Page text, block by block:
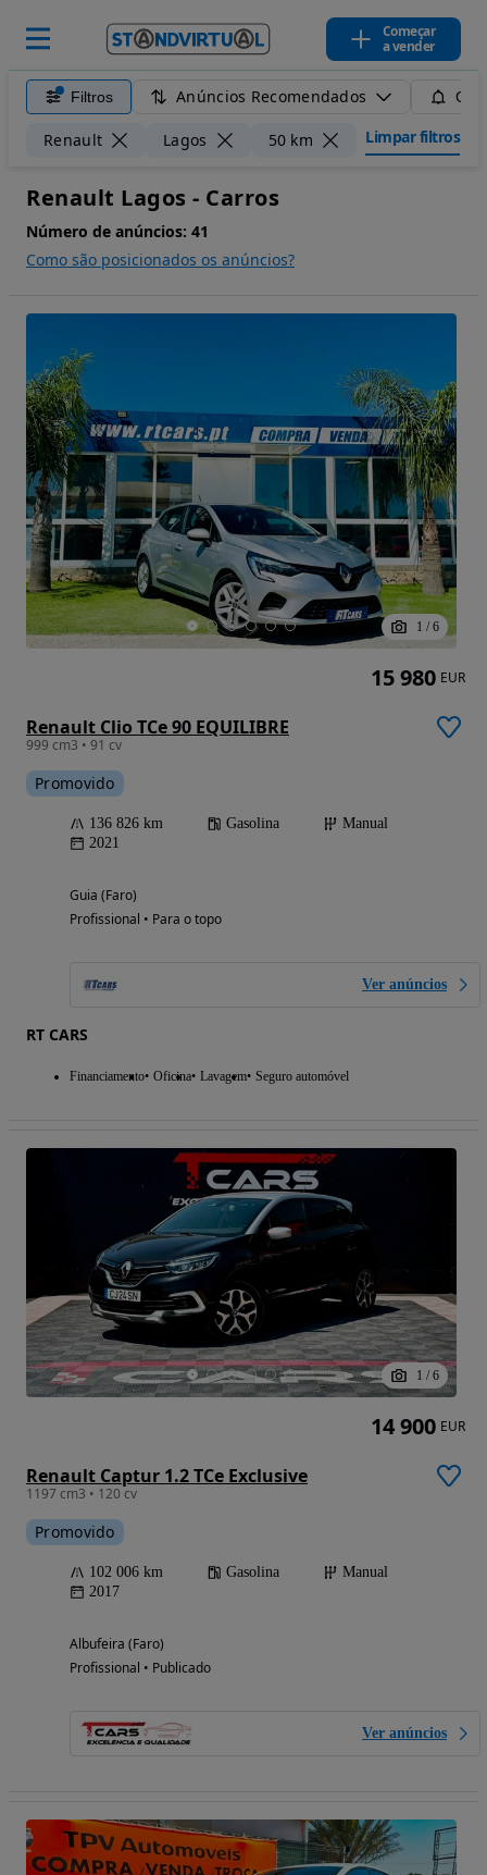
Começar
a vender
Filtros Anúncios Recomendados
Renault Lagos 50 km Limpar filtros
Renault Lagos - Carros
Número de anúncios: 41
Como são posicionados os anúncios?
1 / 6
Renault Clio TCe 90 EQUILIBRE
999 cm3 • 91 cv
Promovido
136 826 km Gasolina
Manual
2021
Guia (Faro)
Profissional • Para o topo
Ver anúncios
RT CARS
Financiamento Oficina Lavagem Seguro automóvel
15 980 EUR
1 / 6
Renault Captur 1.2 TCe Exclusive
1197 cm3 • 120 cv
Promovido
102 006 km Gasolina
Manual
2017
Albufeira (Faro)
Profissional • Publicado
Ver anúncios
14 900 EUR